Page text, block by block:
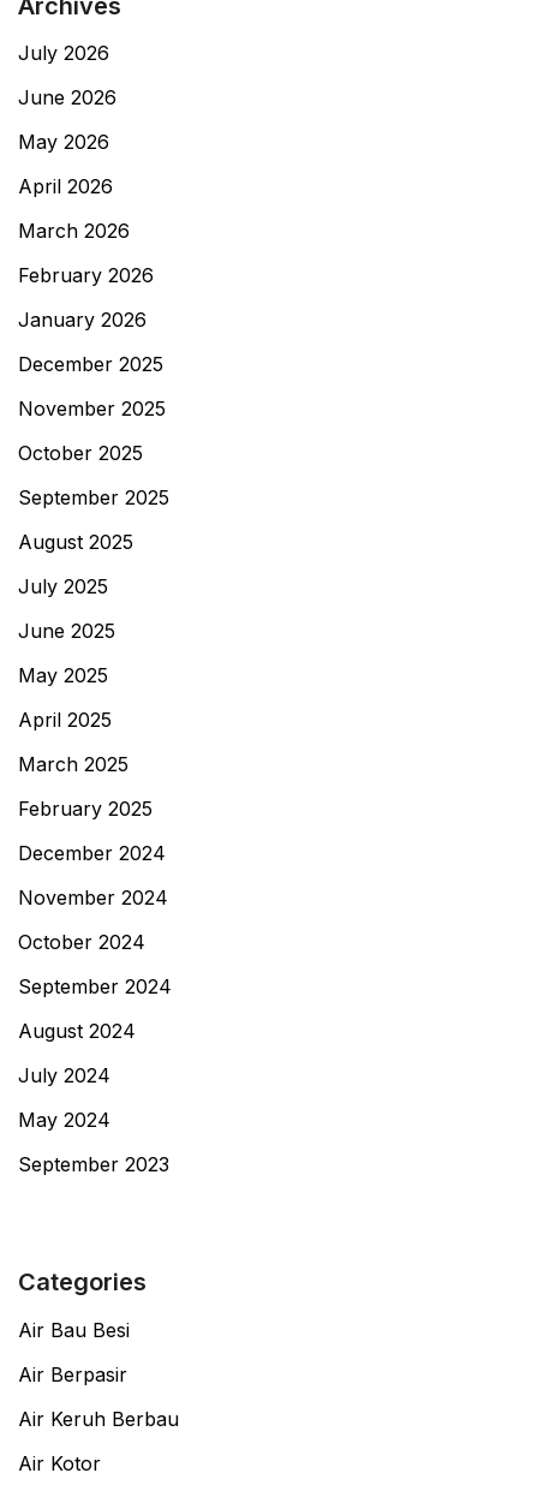
Archives
July 2026
June 2026
May 2026
April 2026
March 2026
February 2026
January 2026
December 2025
November 2025
October 2025
September 2025
August 2025
July 2025
June 2025
May 2025
April 2025
March 2025
February 2025
December 2024
November 2024
October 2024
September 2024
August 2024
July 2024
May 2024
September 2023
Categories
Air Bau Besi
Air Berpasir
Air Keruh Berbau
Air Kotor